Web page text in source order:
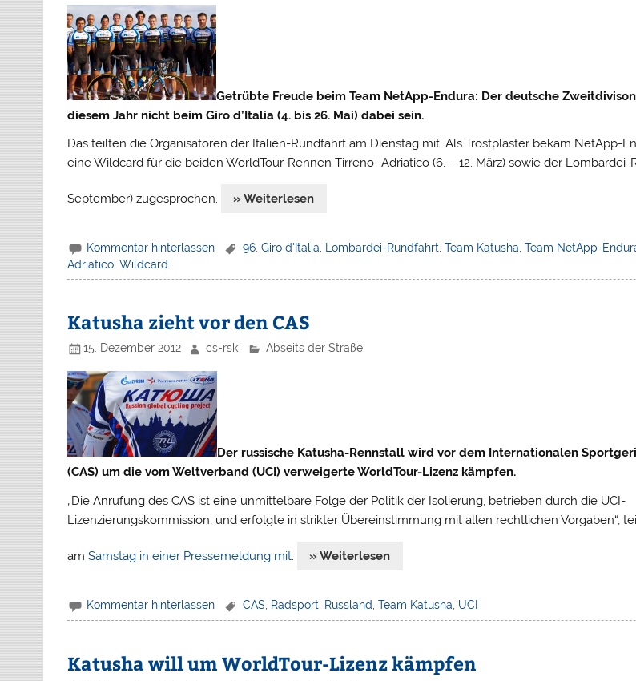
Getrübte Freude beim Team NetApp-Endura: Der deutsche
diesem Jahr nicht beim Giro d’Italia (4. bis 26. Mai) dabei sein.
Das teilten die Organisatoren der Italien-Rundfahrt am Dienstag mit. Als Trostplaster bekam NetApp-
eine Wildcard für die beiden WorldTour-Rennen Tirreno–Adriatico (6. – 12. März) sowie der Lombardei-
September) zugesprochen. » Weiterlesen
Kommentar hinterlassen 96. Giro d'Italia Lombardei-Rundfahrt Team Katusha Team NetApp-
Adriatico,Wildcard
Katusha zieht vor den CAS
15. Dezember 2012 cs-rsk Abseits der Straße
Der russische Katusha-Rennstall wird vor dem Internationalen
(CAS) um die vom Weltverband (UCI) verweigerte WorldTour-Lizenz kämpfen.
„Die Anrufung des CAS ist eine unmittelbare Folge der Politik der Isolierung, betrieben durch die UCI-
Lizenzierungskommission, und erfolgte in strikter Übereinstimmung mit allen rechtlichen Vorgaben“,
amSamstag in einer Pressemeldung mit. » Weiterlesen
Kommentar hinterlassen CAS Radsport Russland Team Katusha UCI
Katusha will um WorldTour-Lizenz kämpfen